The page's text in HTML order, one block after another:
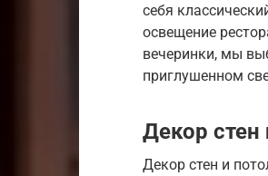
себя
освещение
вечеринки, мы
приглушенном
Декор стен
Декор стен и